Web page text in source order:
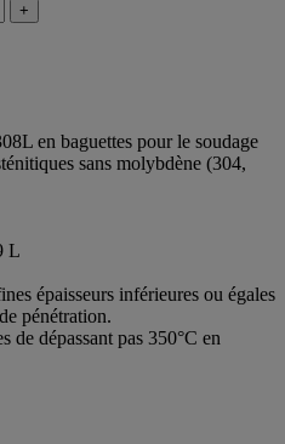
+
en baguettes pour le soudage
sans molybdène (304,
L
épaisseurs inférieures ou égales
pénétration.
de dépassant pas 350°C en